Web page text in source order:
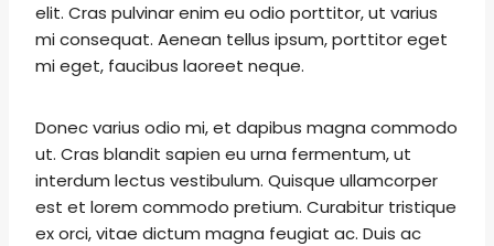
elit. Cras pulvinar enim eu odio porttitor, ut varius
mi consequat. Aenean tellus ipsum, porttitor eget
mi eget, faucibus laoreet neque.
Donec varius odio mi, et dapibus magna commodo
ut. Cras blandit sapien eu urna fermentum, ut
interdum lectus vestibulum. Quisque ullamcorper
est et lorem commodo pretium. Curabitur tristique
ex orci, vitae dictum magna feugiat ac. Duis ac